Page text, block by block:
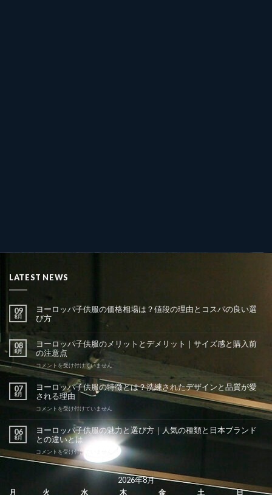
LATEST NEWS
09
8月
ヨーロッパ子供服の価格相場は？値段の理由とコスパの良い選
び方
08
8月
ヨーロッパ子供服のメリットとデメリット｜サイズ感と購入前
の注意点
ヨ
ー
ッ
パ
子
の
メ
リ
コメントを受け付けていません
07
8月
ヨーロッパ子供服の特徴とは？洗練されたデザインと品質が愛
される理由
ヨ
ッ
パ
子
コメントを受け付けていません
06
8月
ヨーロッパ子供服の魅力と選び方｜人気の種類と日本ブランド
との違いとは
ヨ
ー
コメントを受け付けていません
2026年8月
月 火 水 木 金 土 日